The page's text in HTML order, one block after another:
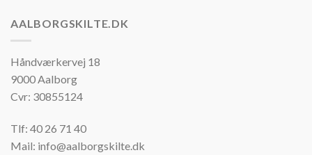
AALBORGSKILTE.DK
Håndværkervej 18
9000 Aalborg
Cvr: 30855124
Tlf: 40 26 71 40
Mail: info@aalborgskilte.dk